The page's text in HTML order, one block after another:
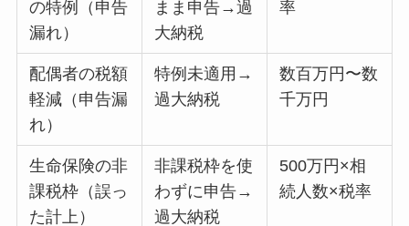
の特例（申告
漏れ）
まま申告→過
大納税
率
配偶者の税額
軽減（申告漏
れ）
特例未適用→
過大納税
数百万円〜数
千万円
生命保険の非
課税枠（誤っ
た計上）
非課税枠を使
わずに申告→
過大納税
500万円×相
続人数×税率